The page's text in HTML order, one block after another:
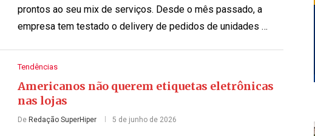
prontos ao seu mix de serviços. Desde o mês passado, a
empresa tem testado o delivery de pedidos de unidades …
Tendências
Americanos não querem etiquetas eletrônicas
nas lojas
De Redação SuperHiper 5 de junho de 2026